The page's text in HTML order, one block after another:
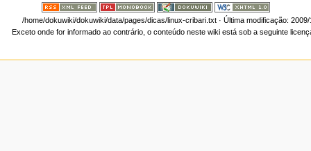
/home/dokuwiki/dokuwiki/data/pages/dicas/linux-cribari.txt· Última modificação:
Exceto onde for informado ao contrário, o conteúdo neste wiki está sob a seguinte